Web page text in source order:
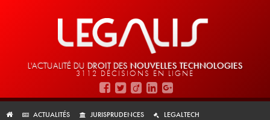
L'ACTUALITÉ DU DROIT DES NOUVELLES TECHNOLOGIES
3112 DÉCISIONS EN LIGNE
ACTUALITÉS JURISPRUDENCES
LEGALTECH